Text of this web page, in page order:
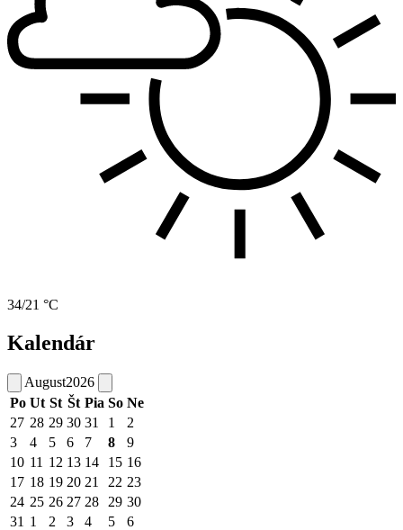
34/21 °C
Kalendár
August2026
Po Ut St Št Pia So Ne
27 28 29 30 31 1
2
3
4 5 6 7 8
9
10 11 12 13 14 15 16
17 18 19 20 21 22 23
24 25 26 27 28 29 30
31 1 2 3 4 5 6